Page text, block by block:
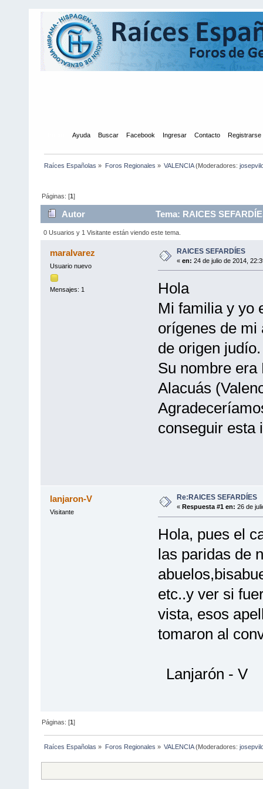
Ayuda Buscar Facebook Ingresar Contacto Registrarse
Raíces Españolas » Foros Regionales » VALENCIA(Moderadores:
Páginas: [1]
Autor Tema: RAICES
0 Usuarios y 1 Visitante están viendo este tema.
maralvarez
Usuario nuevo
Mensajes: 1
RAICES SEFARDÍES
« en: 24 de julio de 2014,
Hola
Mi familia y yo
orígenes de mi
de origen judío.
Su nombre era
Alacuás
conseguir esta
lanjaron-V
Visitante
Re:RAICES SEFARDÍES
« Respuesta #1 en: 26 de
Hola, pues el
las paridas de
etc..y ver si
vista, esos
tomaron al
Lanjarón - V
Páginas: [1]
Raíces Españolas » Foros Regionales » VALENCIA(Moderadores: